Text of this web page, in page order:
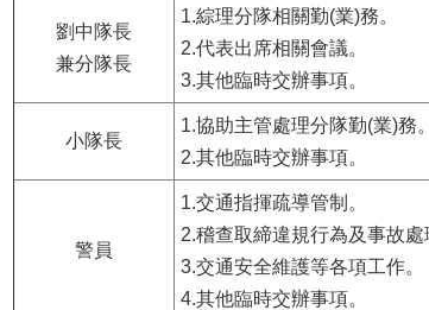
劉中隊長
兼分隊長
1.綜理分隊相關勤(業)務。
2.代表出席相關會議。
3.其他臨時交辦事項。
小隊長
1.協助主管處理分隊勤(業)務。
2.其他臨時交辦事項。
警員
1.交通指揮疏導管制。
2.稽查取締違規行為及事故處
3.交通安全維護等各項工作。
4.其他臨時交辦事項。